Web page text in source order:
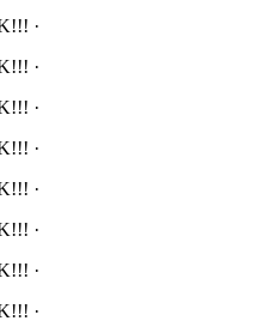
·
·
·
·
·
·
·
·